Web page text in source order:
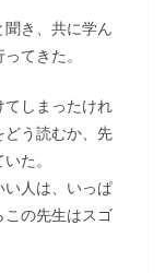
き、共に学ん
てきた。
しまったけれ
どう読むか、先
た。
い人は、いっぱ
この先生はスゴ